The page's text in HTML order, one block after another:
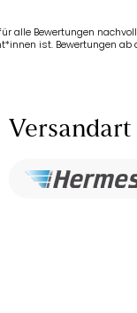
alle Bewertungen
ist. Bewertungen
Versandart